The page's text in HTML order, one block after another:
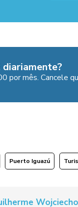
por mês. Cancele
Puerto Iguazú